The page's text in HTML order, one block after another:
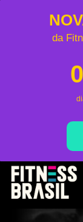
da
Skip
content